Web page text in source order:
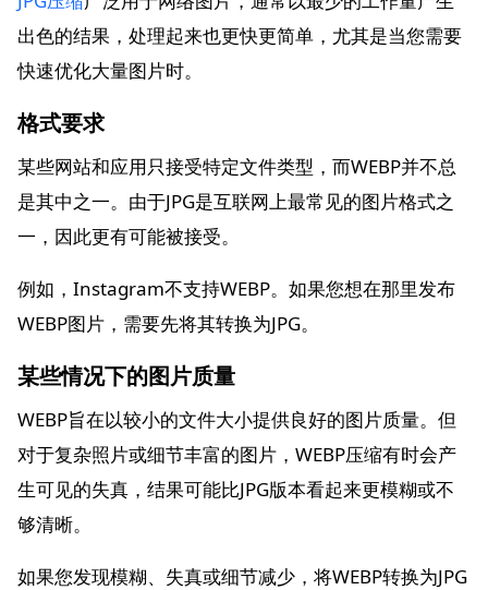
出色的结果，处理起来也更快更简单，尤其是当您需要
快速优化大量图片时。
格式要求
某些网站和应用只接受特定文件类型，而WEBP并不总
是其中之一。由于JPG是互联网上最常见的图片格式之
一，因此更有可能被接受。
例如，Instagram不支持WEBP。如果您想在那里发布
WEBP图片，需要先将其转换为JPG。
某些情况下的图片质量
WEBP旨在以较小的文件大小提供良好的图片质量。但
对于复杂照片或细节丰富的图片，WEBP压缩有时会产
生可见的失真，结果可能比JPG版本看起来更模糊或不
够清晰。
如果您发现模糊、失真或细节减少，将WEBP转换为JPG